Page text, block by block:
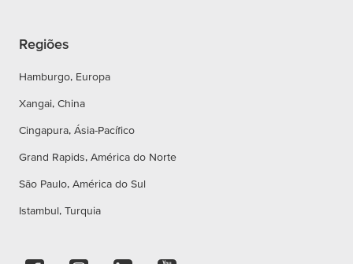
Regiões
Hamburgo, Europa
Xangai, China
Cingapura, Ásia-Pacífico
Grand Rapids, América do Norte
São Paulo, América do Sul
Istambul, Turquia